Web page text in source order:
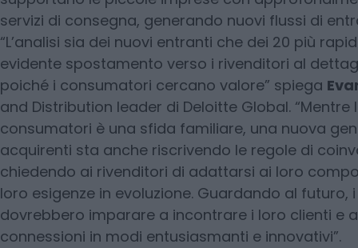
servizi di consegna, generando nuovi flussi di
“L’analisi sia dei nuovi entranti che dei 20 più
evidente spostamento verso i rivenditori al
poiché i consumatori cercano valore” spiega
and Distribution leader di Deloitte Global.
consumatori è una sfida familiare, una nuova
acquirenti sta anche riscrivendo le regole di
chiedendo ai rivenditori di adattarsi ai loro
loro esigenze in evoluzione. Guardando al futuro,
dovrebbero imparare a incontrare i loro clienti e
connessioni in modi entusiasmanti e innovativi”.